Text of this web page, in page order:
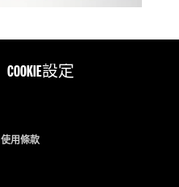
COOKIE設定
使用條款